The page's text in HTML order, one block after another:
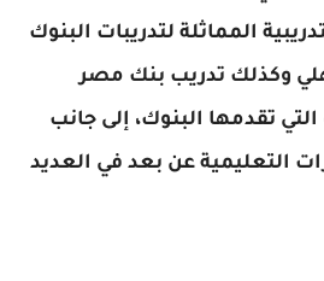
المماثلة لتدريبات البنوك
وكذلك تدريب بنك مصر
تقدمها البنوك، إلى جانب
التعليمية عن بعد في العديد